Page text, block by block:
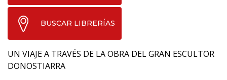
BUSCAR LIBRERÍAS
UN VIAJE A TRAVÉS DE LA OBRA DEL GRAN ESCULTOR
DONOSTIARRA